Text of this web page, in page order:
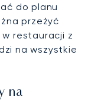
do planu
przeżyć
restauracji z
na wszystkie
na